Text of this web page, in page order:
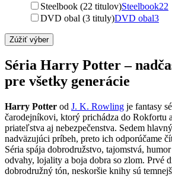
Steelbook (22 titulov)Steelbook22
DVD obal (3 tituly)DVD obal3
Zúžiť výber
Séria Harry Potter –
pre všetky generácie
Harry Potter od J. K. Rowling je fantasy
čarodejníkovi, ktorý prichádza do Rokfortu
priateľstva aj nebezpečenstva. Sedem
nadväzujúci príbeh, preto ich odporúčame
Séria spája dobrodružstvo, tajomstvá,
odvahy, lojality a boja dobra so zlom. Prvé
dobrodružný tón, neskoršie knihy sú